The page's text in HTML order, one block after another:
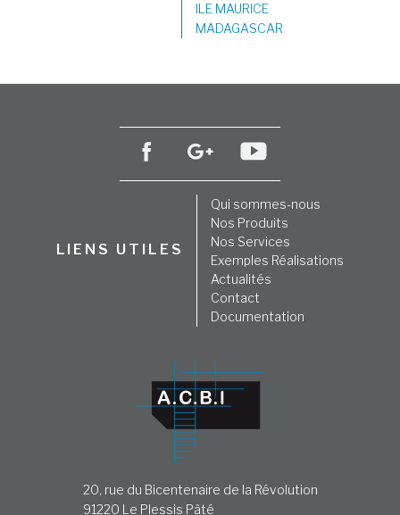
ILE MAURICE
MADAGASCAR
LIENS UTILES
Qui sommes-nous
Nos Produits
Nos Services
Exemples Réalisations
Actualités
Contact
Documentation
20, rue du Bicentenaire de la Révolution
91220 Le Plessis Pâté